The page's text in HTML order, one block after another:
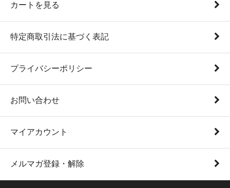
カートを見る
特定商取引法に基づく表記
プライバシーポリシー
お問い合わせ
マイアカウント
メルマガ登録・解除